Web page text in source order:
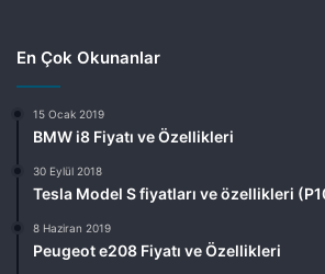
En Çok Okunanlar
15 Ocak 2019
BMW i8 Fiyatı ve Özellikleri
30 Eylül 2018
Tesla Model S fiyatları ve özellikleri
8 Haziran 2019
Peugeot e208 Fiyatı ve Özellikleri